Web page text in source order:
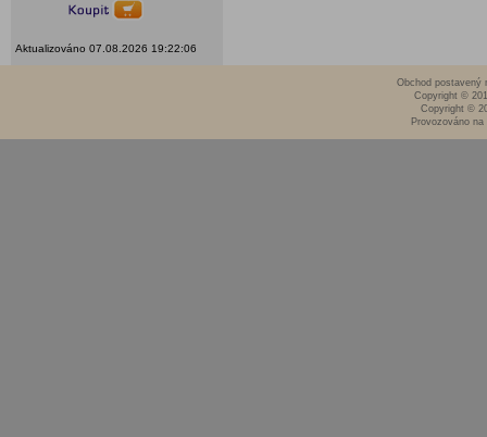
Aktualizováno 07.08.2026 19:22:06
Obchod postavený
Copyright ©
Copyright ©
Provozováno